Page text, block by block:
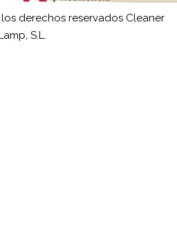
derechos reservados Cleaner
S.L.